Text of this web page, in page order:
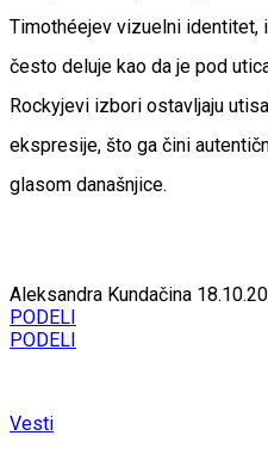
Timothéejev vizuelni identitet,
često deluje kao da je pod
Rockyjevi izbori ostavljaju
ekspresije, što ga čini
glasom današnjice.
Aleksandra Kundačina
PODELI
PODELI
Vesti